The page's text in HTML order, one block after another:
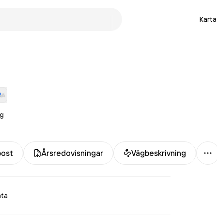
Karta
Årsredovisningar Vägbeskrivning